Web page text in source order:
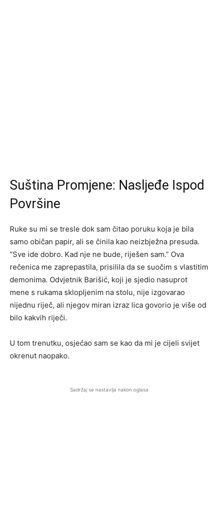
Suština Promjene: Nasljeđe Ispod
Površine
Ruke su mi se tresle dok sam čitao poruku koja je bila
samo običan papir, ali se činila kao neizbježna presuda.
“Sve ide dobro. Kad nje ne bude, riješen sam.” Ova
rečenica me zaprepastila, prisilila da se suočim s vlastitim
demonima. Odvjetnik Barišić, koji je sjedio nasuprot
mene s rukama sklopljenim na stolu, nije izgovarao
nijednu riječ, ali njegov miran izraz lica govorio je više od
bilo kakvih riječi.
U tom trenutku, osjećao sam se kao da mi je cijeli svijet
okrenut naopako.
Sadržaj se nastavlja nakon oglasa